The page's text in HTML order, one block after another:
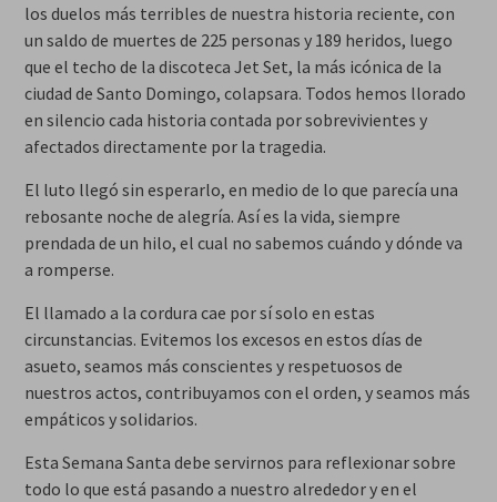
los duelos más terribles de nuestra historia reciente, con
un saldo de muertes de 225 personas y 189 heridos, luego
que el techo de la discoteca Jet Set, la más icónica de la
ciudad de Santo Domingo, colapsara. Todos hemos llorado
en silencio cada historia contada por sobrevivientes y
afectados directamente por la tragedia.
El luto llegó sin esperarlo, en medio de lo que parecía una
rebosante noche de alegría. Así es la vida, siempre
prendada de un hilo, el cual no sabemos cuándo y dónde va
a romperse.
El llamado a la cordura cae por sí solo en estas
circunstancias. Evitemos los excesos en estos días de
asueto, seamos más conscientes y respetuosos de
nuestros actos, contribuyamos con el orden, y seamos más
empáticos y solidarios.
Esta Semana Santa debe servirnos para reflexionar sobre
todo lo que está pasando a nuestro alrededor y en el